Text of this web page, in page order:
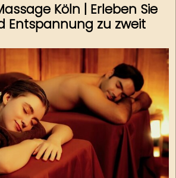
Köln | Erleben Sie
Entspannung zu zweit